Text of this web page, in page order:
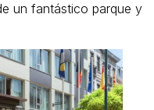
un fantástico parque y